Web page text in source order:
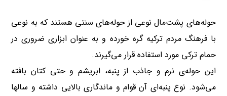
حوله‌های پشت‌مال نوعی از حوله‌های سنتی هستند که به نوعی
با فرهنگ مردم ترکیه گره خورده و به عنوان ابزاری ضروری در
حمام‌ ترکی مورد استفاده قرار می‌گیرند.
این حوله‌ی نرم و جاذب از پنبه، ابریشم و حتی کتان بافته
می‌شود. نوع پنبه‌ای آن قوام و ماندگاری بالایی داشته و سالها